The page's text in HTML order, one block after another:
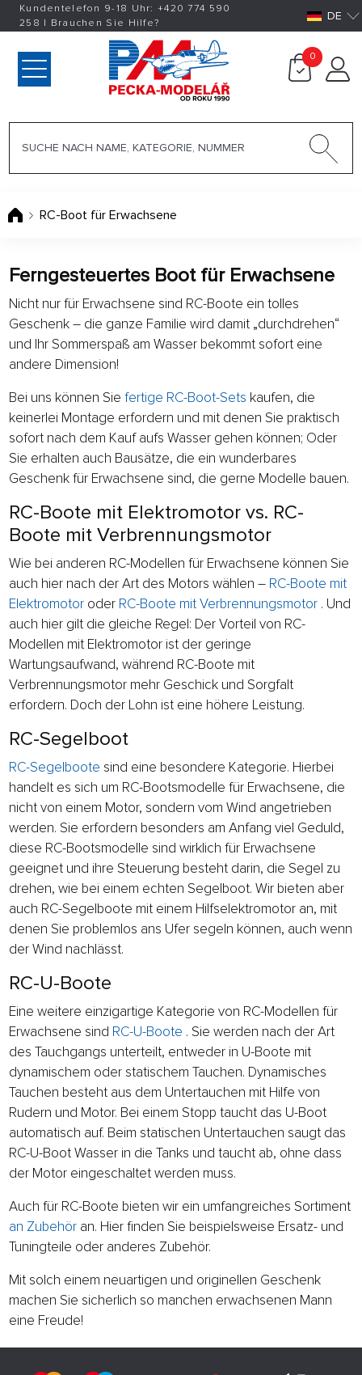
Kundentelefon 9-18 Uhr: +420774 590
258 | Brauchen Sie Hilfe? DE
0
RC-Boot für Erwachsene
Ferngesteuertes Boot für Erwachsene
Nicht nur für Erwachsene sind RC-Boote ein tolles
Geschenk – die ganze Familie wird damit „durchdrehen“
und Ihr Sommerspaß am Wasser bekommt sofort eine
andere Dimension!
Bei uns können Sie fertige RC-Boot-Sets kaufen, die
keinerlei Montage erfordern und mit denen Sie praktisch
sofort nach dem Kauf aufs Wasser gehen können; Oder
Sie erhalten auch Bausätze, die ein wunderbares
Geschenk für Erwachsene sind, die gerne Modelle bauen.
RC-Boote mit Elektromotor vs. RC-
Boote mit Verbrennungsmotor
Wie bei anderen RC-Modellen für Erwachsene können Sie
auch hier nach der Art des Motors wählen – RC-Boote mit
Elektromotor oder RC-Boote mit Verbrennungsmotor . Und
auch hier gilt die gleiche Regel: Der Vorteil von RC-
Modellen mit Elektromotor ist der geringe
Wartungsaufwand, während RC-Boote mit
Verbrennungsmotor mehr Geschick und Sorgfalt
erfordern. Doch der Lohn ist eine höhere Leistung.
RC-Segelboot
RC-Segelboote sind eine besondere Kategorie. Hierbei
handelt es sich um RC-Bootsmodelle für Erwachsene, die
nicht von einem Motor, sondern vom Wind angetrieben
werden. Sie erfordern besonders am Anfang viel Geduld,
diese RC-Bootsmodelle sind wirklich für Erwachsene
geeignet und ihre Steuerung besteht darin, die Segel zu
drehen, wie bei einem echten Segelboot. Wir bieten aber
auch RC-Segelboote mit einem Hilfselektromotor an, mit
denen Sie problemlos ans Ufer segeln können, auch wenn
der Wind nachlässt.
RC-U-Boote
Eine weitere einzigartige Kategorie von RC-Modellen für
Erwachsene sind RC-U-Boote . Sie werden nach der Art
des Tauchgangs unterteilt, entweder in U-Boote mit
dynamischem oder statischem Tauchen. Dynamisches
Tauchen besteht aus dem Untertauchen mit Hilfe von
Rudern und Motor. Bei einem Stopp taucht das U-Boot
automatisch auf. Beim statischen Untertauchen saugt das
RC-U-Boot Wasser in die Tanks und taucht ab, ohne dass
der Motor eingeschaltet werden muss.
Auch für RC-Boote bieten wir ein umfangreiches Sortiment
an Zubehör an. Hier finden Sie beispielsweise Ersatz- und
Tuningteile oder anderes Zubehör.
Mit solch einem neuartigen und originellen Geschenk
machen Sie sicherlich so manchen erwachsenen Mann
eine Freude!